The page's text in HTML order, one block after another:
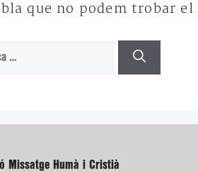
que no podem trobar
Missatge Humà i Cristià